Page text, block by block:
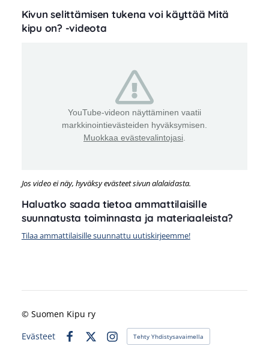
Kivun selittämisen tukena voi käyttää Mitä
kipu on? -videota
YouTube-videon näyttäminen vaatii
markkinointievästeiden hyväksymisen.
Muokkaa evästevalintojasi
Jos video ei näy, hyväksy evästeet sivun alalaidasta.
Haluatko saada tietoa ammattilaisille
suunnatusta toiminnasta ja materiaaleista?
Tilaa ammattilaisille suunnattu uutiskirjeemme!
© Suomen Kipu ry
Evästeet
Tehty Yhdistysavaimella